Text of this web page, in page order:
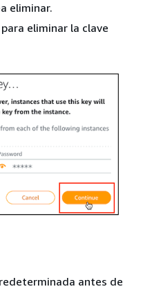
eliminar.
eliminar la clave
antes de